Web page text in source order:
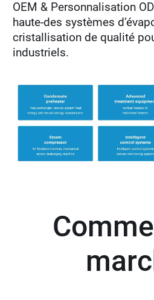
OEM & Personnalisation
haute-des systèmes
cristallisation de qualité
industriels.